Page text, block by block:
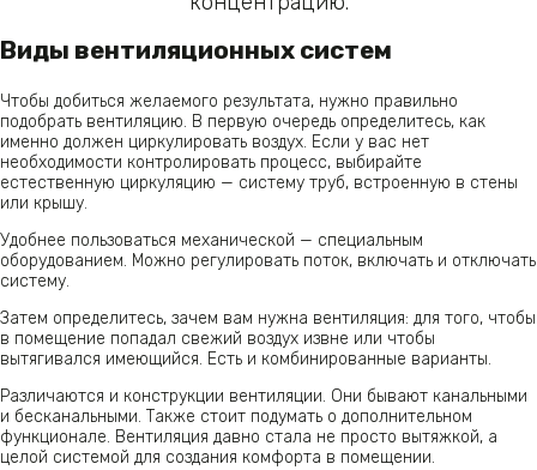
Виды вентиляционных систем
Чтобы добиться желаемого результата, нужно правильно
подобрать вентиляцию. В первую очередь определитесь, как
именно должен циркулировать воздух. Если у вас нет
необходимости контролировать процесс, выбирайте
естественную циркуляцию — систему труб, встроенную в стены
или крышу.
Удобнее пользоваться механической — специальным
оборудованием. Можно регулировать поток, включать и отключать
систему.
Затем определитесь, зачем вам нужна вентиляция: для того, чтобы
в помещение попадал свежий воздух извне или чтобы
вытягивался имеющийся. Есть и комбинированные варианты.
Различаются и конструкции вентиляции. Они бывают канальными
и бесканальными. Также стоит подумать о дополнительном
функционале. Вентиляция давно стала не просто вытяжкой, а
целой системой для создания комфорта в помещении.